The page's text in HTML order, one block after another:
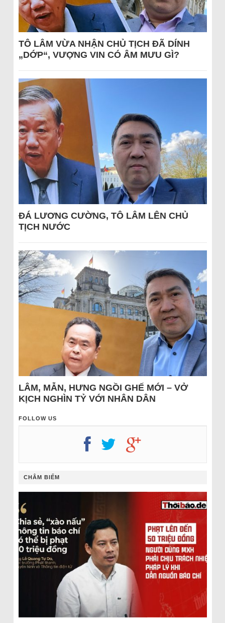
TÔ LÂM VỪA NHẬN CHỦ TỊCH ĐÃ DÍNH
„DỚP“, VƯỢNG VIN CÓ ÂM MƯU GÌ?
ĐÁ LƯƠNG CƯỜNG, TÔ LÂM LÊN CHỦ
TỊCH NƯỚC
LÂM, MẪN, HƯNG NGỒI GHẾ MỚI – VỞ
KỊCH NGHÌN TỶ VỚI NHÂN DÂN
FOLLOW US
CHÂM BIẾM